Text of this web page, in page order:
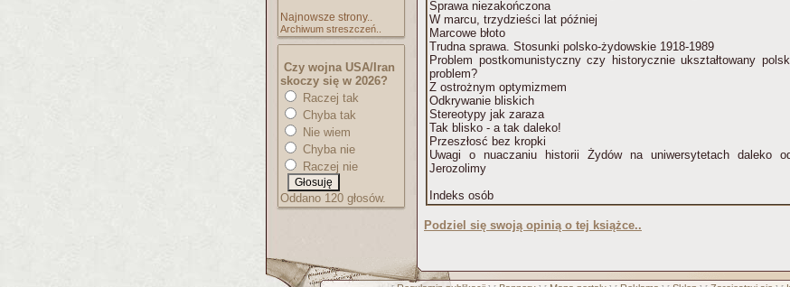
Najnowsze strony..
Archiwum streszczeń..
Czy wojna USA/Iran
skoczy się w 2026?
Raczej tak
Chyba tak
Nie wiem
Chyba nie
Raczej nie
Oddano 120 głosów.
Sprawa niezakończona
W marcu, trzydzieści lat później
Marcowe błoto
Trudna sprawa. Stosunki polsko-żydowskie 1918-1989
Problem postkomunistyczny czy historycznie ukształtowany
problem?
Z ostrożnym optymizmem
Odkrywanie bliskich
Stereotypy jak zaraza
Tak blisko - a tak daleko!
Przeszłosć bez kropki
Uwagi o nuaczaniu historii Żydów na uniwersytetach daleko
Jerozolimy
Indeks osób
Podziel się swoją opinią o tej książce..